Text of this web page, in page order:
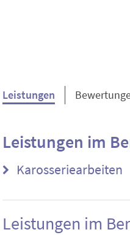
Leistungen
Leistungen im
Karosseriearbeiten
Leistungen im